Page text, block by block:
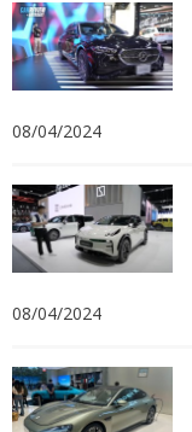
08/04/2024
08/04/2024